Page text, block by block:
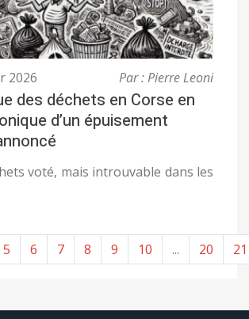
2026 Par : Pierre Leoni
des déchets en Corse en
d’un épuisement
voté, mais introuvable dans les
5 6 7 8 9 10 ... 20 21